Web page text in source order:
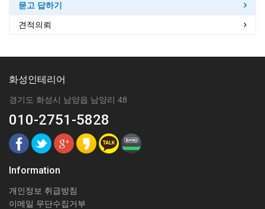
묻고 답하기
견적의뢰
화성인테리어
경기도 화성시 남양읍 남양리 48
010-2751-5828
Information
개인정보 취급방침
이메일 무단수집거부